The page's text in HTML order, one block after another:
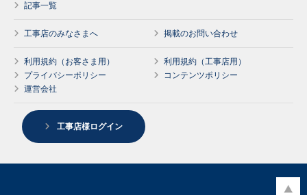
記事一覧
工事店のみなさまへ 掲載のお問い合わせ
利用規約（お客さま用）
利用規約（工事店用）
プライバシーポリシー
コンテンツポリシー
運営会社
工事店様ログイン